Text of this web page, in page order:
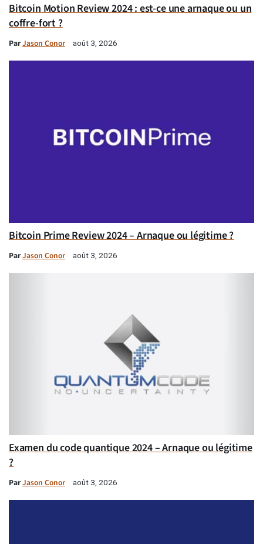
Bitcoin Motion Review 2024 : est-ce une arnaque ou un
coffre-fort ?
ParJason Conor août 3, 2026
Bitcoin Prime Review 2024 – Arnaque ou légitime ?
ParJason Conor août 3, 2026
Examen du code quantique 2024 – Arnaque ou légitime
?
ParJason Conor août 3, 2026